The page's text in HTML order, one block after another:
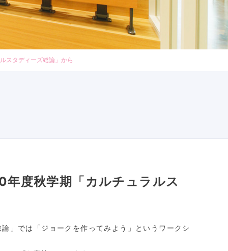
タディーズ総論」から
秋学期「カルチュラルス
」では「ジョークを作ってみよう」というワークシ